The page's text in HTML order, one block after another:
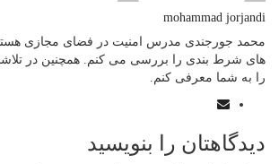
mohammad jorjandi
محمد جورجندی مدرس امنیت در فضای مجازی
های شرط بندی را بررسی می کنم. همچنین در
را به شما معرفی کنم.
دیدگاهتان را بنویسید